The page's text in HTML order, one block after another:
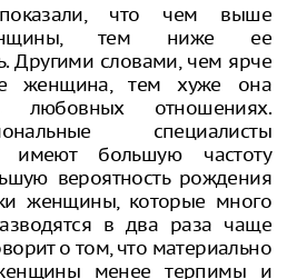
показали, что чем выше
тем ниже ее
Другими словами, чем ярче
женщина, тем хуже она
любовных отношениях.
специалисты
имеют большую частоту
вероятность рождения
женщины, которые много
в два раза чаще
о том, что материально
менее терпимы и